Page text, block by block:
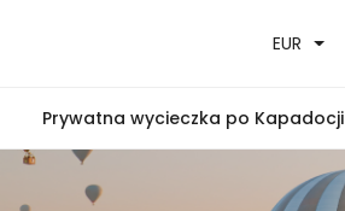
EUR
Prywatna wycieczka po Kapadocji